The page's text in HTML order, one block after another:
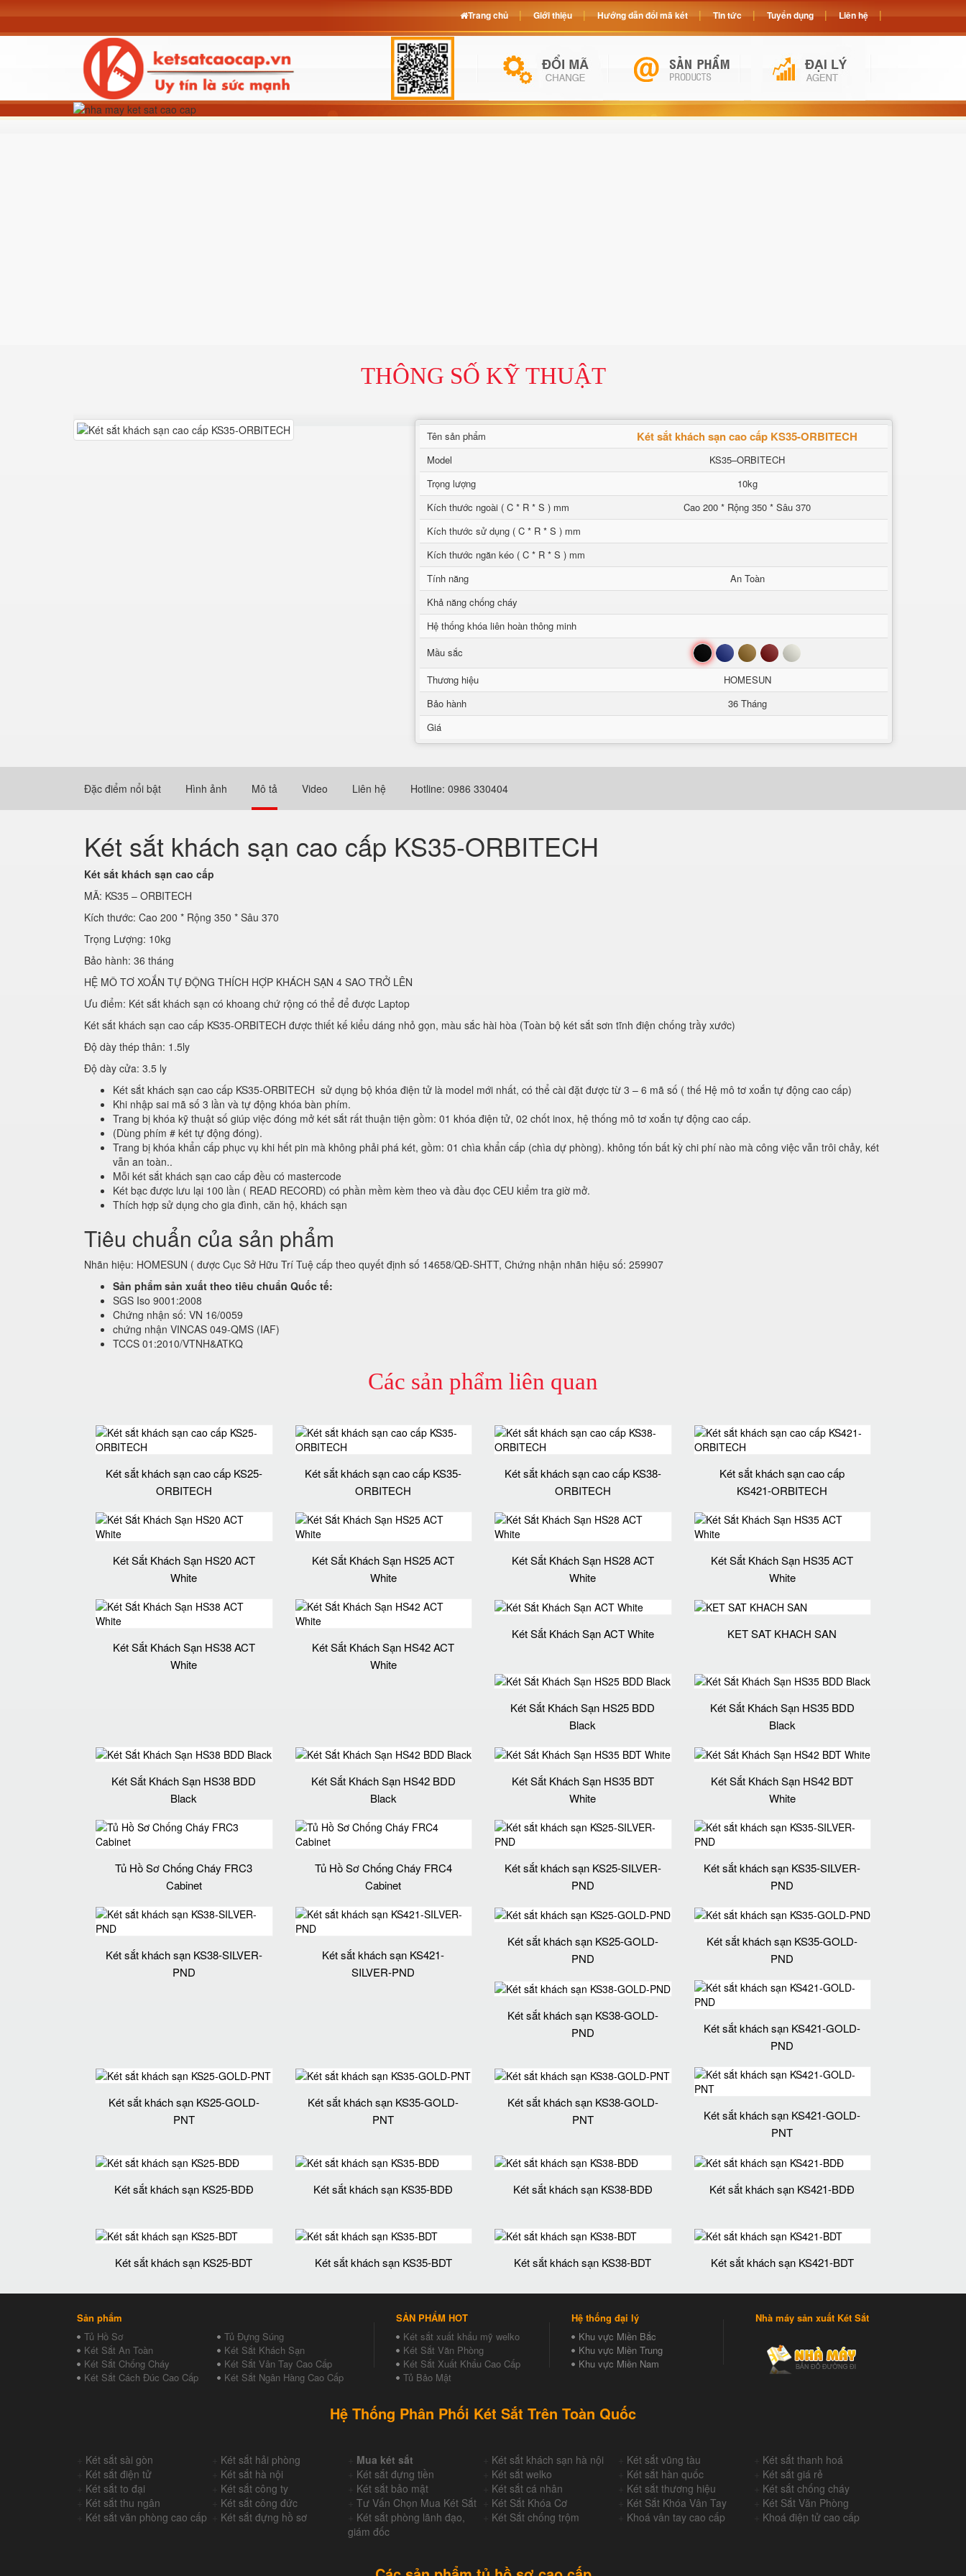
THÔNG SỐ KỸ THUẬT
Tên sản phẩm Két sắt khách sạn cao cấp KS35-ORBITECH
Model
KS35–ORBITECH
Trọng lượng
10kg
Kích thước ngoài ( C * R * S ) mm
Cao 200 * Rộng 350 * Sâu 370
Kích thước sử dụng ( C * R * S ) mm
Kích thước ngăn kéo ( C * R * S ) mm
Tính năng
An Toàn
Khả năng chống cháy
Hệ thống khóa liên hoàn thông minh
Mầu sắc
Đen Xanh Nâu Đỏ Trắng
Thương hiệu
HOMESUN
Bảo hành
36 Tháng
Giá
Đặc điểm nổi bật Hình ảnh Mô tả Video Liên hệ Hotline: 0986 330404
Két sắt khách sạn cao cấp KS35-ORBITECH
Két sắt khách sạn cao cấp
MÃ: KS35 – ORBITECH
Kích thước: Cao 200 * Rộng 350 * Sâu 370
Trọng Lượng: 10kg
Bảo hành: 36 tháng
HỆ MÔ TƠ XOẮN TỰ ĐỘNG THÍCH HỢP KHÁCH SẠN 4 SAO TRỞ LÊN
Ưu điểm: Két sắt khách sạn có khoang chứ rộng có thể để được Laptop
Két sắt khách sạn cao cấp KS35-ORBITECH được thiết kế kiểu dáng nhỏ gọn, màu sắc hài hòa (Toàn bộ két sắt sơn tĩnh điện chống trầy xước)
Độ dày thép thân: 1.5ly
Độ dày cửa: 3.5 ly
Két sắt khách sạn cao cấp KS35-ORBITECH sử dụng bộ khóa điện tử là model mới nhất, có thể cài đặt được từ 3 – 6 mã số ( thế Hệ mô tơ xoắn tự động cao cấp)
Khi nhập sai mã số 3 lần và tự động khóa bàn phím.
Trang bị khóa kỹ thuật số giúp việc đóng mở két sắt rất thuận tiện gồm: 01 khóa điện tử, 02 chốt inox, hệ thống mô tơ xoắn tự động cao cấp.
(Dùng phím # két tự động đóng).
Trang bị khóa khẩn cấp phục vụ khi hết pin mà không phải phá két, gồm: 01 chìa khẩn cấp (chìa dự phòng). không tốn bất kỳ chi phí nào mà công việc vẫn trôi chảy, két
vẫn an toàn..
Mỗi két sắt khách sạn cao cấp đều có mastercode
Két bạc được lưu lại 100 lần ( READ RECORD) có phần mềm kèm theo và đầu đọc CEU kiểm tra giờ mở.
Thích hợp sử dụng cho gia đình, căn hộ, khách sạn
Tiêu chuẩn của sản phẩm
Nhãn hiệu: HOMESUN ( được Cục Sở Hữu Trí Tuệ cấp theo quyết định số 14658/QĐ-SHTT, Chứng nhận nhãn hiệu số: 259907
Sản phẩm sản xuất theo tiêu chuẩn Quốc tế:
SGS Iso 9001:2008
Chứng nhận số: VN 16/0059
chứng nhận VINCAS 049-QMS (IAF)
TCCS 01:2010/VTNH&ATKQ
Các sản phẩm liên quan
Két sắt khách sạn cao cấp KS25-
ORBITECH
Két sắt khách sạn cao cấp KS35-
ORBITECH
Két sắt khách sạn cao cấp KS38-
ORBITECH
Két sắt khách sạn cao cấp
KS421-ORBITECH
Két Sắt Khách Sạn HS20 ACT
White
Két Sắt Khách Sạn HS25 ACT
White
Két Sắt Khách Sạn HS28 ACT
White
Két Sắt Khách Sạn HS35 ACT
White
Két Sắt Khách Sạn HS38 ACT
White
Két Sắt Khách Sạn HS42 ACT
White
Két Sắt Khách Sạn ACT White KET SAT KHACH SAN
Két Sắt Khách Sạn HS25 BDD
Black
Két Sắt Khách Sạn HS35 BDD
Black
Két Sắt Khách Sạn HS38 BDD
Black
Két Sắt Khách Sạn HS42 BDD
Black
Két Sắt Khách Sạn HS35 BDT
White
Két Sắt Khách Sạn HS42 BDT
White
Tủ Hồ Sơ Chống Cháy FRC3
Cabinet
Tủ Hồ Sơ Chống Cháy FRC4
Cabinet
Két sắt khách sạn KS25-SILVER-
PND
Két sắt khách sạn KS35-SILVER-
PND
Két sắt khách sạn KS38-SILVER-
PND
Két sắt khách sạn KS421-
SILVER-PND
Két sắt khách sạn KS25-GOLD-
PND
Két sắt khách sạn KS35-GOLD-
PND
Két sắt khách sạn KS38-GOLD-
PND
Két sắt khách sạn KS421-GOLD-
PND
Két sắt khách sạn KS25-GOLD-
PNT
Két sắt khách sạn KS35-GOLD-
PNT
Két sắt khách sạn KS38-GOLD-
PNT
Két sắt khách sạn KS421-GOLD-
PNT
Két sắt khách sạn KS25-BDĐ Két sắt khách sạn KS35-BDĐ Két sắt khách sạn KS38-BDĐ Két sắt khách sạn KS421-BDĐ
Két sắt khách sạn KS25-BDT Két sắt khách sạn KS35-BDT Két sắt khách sạn KS38-BDT Két sắt khách sạn KS421-BDT
Sản phẩm
Tủ Hồ Sơ
Tủ Đựng Súng
Két Sắt An Toàn
Két Sắt Khách Sạn
Két Sắt Chống Cháy
Két Sắt Vân Tay Cao Cấp
Két Sắt Cách Đúc Cao Cấp
Két Sắt Ngân Hàng Cao Cấp
SẢN PHẨM HOT
Két sắt xuất khẩu mỹ welko
Két Sắt Văn Phòng
Két Sắt Xuất Khẩu Cao Cấp
Tủ Bảo Mật
Hệ thống đại lý
Khu vực Miền Bắc
Khu vực Miền Trung
Khu vực Miền Nam
Nhà máy sản xuất Két Sắt
Hệ Thống Phân Phối Két Sắt Trên Toàn Quốc
Két sắt sài gòn Két sắt hải phòng Mua két sắt Két sắt khách sạn hà nội Két sắt vũng tàu
Két sắt thanh hoá
Két sắt điện tử Két sắt hà nội Két sắt đựng tiền Két sắt welko Két sắt hàn quốc
Két sắt giá rẻ
Két sắt to đại Két sắt công ty Két sắt bảo mật Két sắt cá nhân Két sắt thương hiệu
Két sắt chống cháy
Két sắt thu ngân Két sắt công đức Tư Vấn Chọn Mua Két Sắt Két Sắt Khóa Cơ Két Sắt Khóa Vân Tay
Két Sắt Văn Phòng
Két sắt văn phòng cao cấp Két sắt đựng hồ sơ
Két sắt phòng lãnh đạo,
giám đốc
Két Sắt chống trộm Khoá vân tay cao cấp Khoá điện tử cao cấp
Trang chủ Giới thiệu Hướng dẫn đổi mã két Tin tức Tuyển dụng Liên hệ